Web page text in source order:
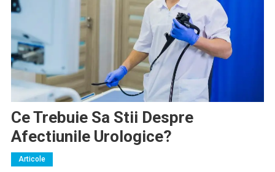
Ce Trebuie Sa Stii Despre
Afectiunile Urologice?
Articole